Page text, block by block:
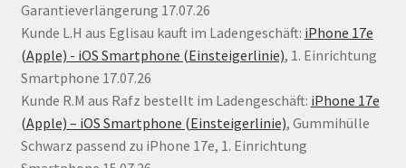
Garantieverlängerung 17.07.26
Kunde L.H aus Eglisau kauft im Ladengeschäft: iPhone 17e
(Apple) - iOS Smartphone (Einsteigerlinie), 1. Einrichtung
Smartphone 17.07.26
Kunde R.M aus Rafz bestellt im Ladengeschäft: iPhone 17e
(Apple) – iOS Smartphone (Einsteigerlinie), Gummihülle
Schwarz passend zu iPhone 17e, 1. Einrichtung